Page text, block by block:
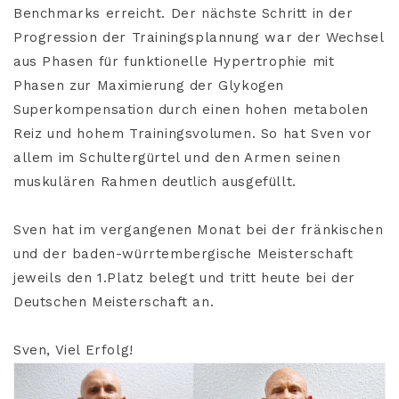
Benchmarks erreicht. Der nächste Schritt in der
Progression der Trainingsplannung war der Wechsel
aus Phasen für funktionelle Hypertrophie mit
Phasen zur Maximierung der Glykogen
Superkompensation durch einen hohen metabolen
Reiz und hohem Trainingsvolumen. So hat Sven vor
allem im Schultergürtel und den Armen seinen
muskulären Rahmen deutlich ausgefüllt.
Sven hat im vergangenen Monat bei der fränkischen
und der baden-würrtembergische Meisterschaft
jeweils den 1.Platz belegt und tritt heute bei der
Deutschen Meisterschaft an.
Sven, Viel Erfolg!